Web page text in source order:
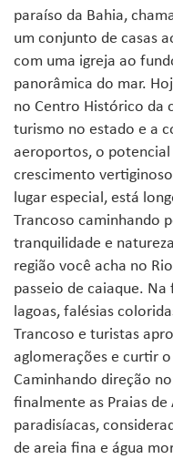
paraíso da Bahia,
um conjunto de casas
com uma igreja ao
panorâmica do mar.
no Centro Histórico da
turismo no estado e a
aeroportos, o
crescimento
lugar especial, está
Trancoso caminhando
tranquilidade e
região você acha no
passeio de caiaque.
lagoas, falésias
Trancoso e turistas
aglomerações e curtir
Caminhando direção
finalmente as Praias
paradisíacas,
de areia fina e água